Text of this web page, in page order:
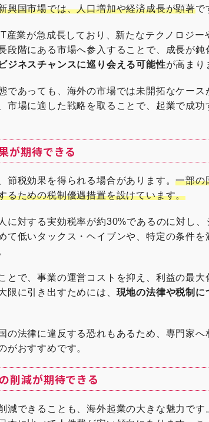
興国市場では、人口増加や経済成長が顕著で
産業が急成長しており、新たなテクノロジー
段階にある市場へ参入することで、成長が
ジネスチャンスに巡り会える可能性が高まり
であっても、海外の市場では未開拓なケー
市場に適した戦略を取ることで、起業で成功
が期待できる
節税効果を得られる場合があります。一部の
るための税制優遇措置を設けています。
に対する実効税率が約30%であるのに対し
て低いタックス・ヘイブンや、特定の条件を
とで、事業の運営コストを抑え、利益の最大
限に引き出すためには、 現地の法律や税制に
の法律に違反する恐れもあるため、専門家へ
がおすすめです。
削減が期待できる
減できることも、海外起業の大きな魅力です